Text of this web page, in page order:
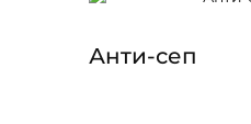
Анти-сеп